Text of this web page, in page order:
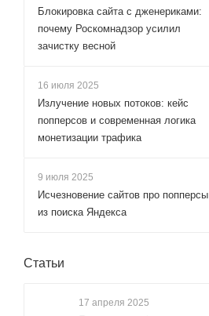
Блокировка сайта с дженериками:
почему Роскомнадзор усилил
зачистку весной
16 июля 2025
Излучение новых потоков: кейс
попперсов и современная логика
монетизации трафика
9 июля 2025
Исчезновение сайтов про попперсы
из поиска Яндекса
Статьи
17 апреля 2025